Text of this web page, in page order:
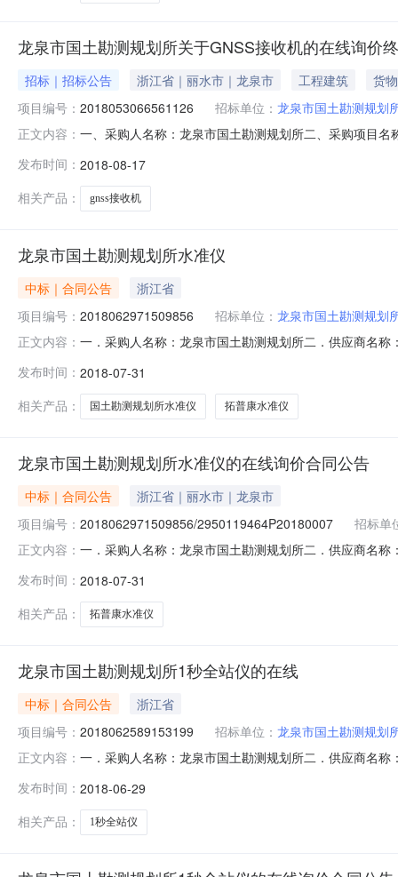
龙泉市国土勘测规划所关于GNSS接收机的在线询价
招标｜招标公告 浙江省｜丽水市｜龙泉市 工程建筑
货物
项目编号： 2018053066561126 招标单位： 龙泉市国土勘测规划
正文内容： 一、采购人名称：龙泉市国土勘测规划所二、采购项目
人名称：龙泉市国土勘测规划所地址：浙江省龙泉市中
发布时间： 2018-08-17
相关产品：
gnss接收机
龙泉市国土勘测规划所水准仪
中标｜合同公告
浙江省
项目编号： 2018062971509856 招标单位： 龙泉市国土勘测规划
正文内容： 一．采购人名称：龙泉市国土勘测规划所二．供应商名
求或标的基本概况：详见附件中合同文件六．其它事项
电话：1395
发布时间： 2018-07-31
相关产品：
国土勘测规划所水准仪 拓普康水准仪
龙泉市国土勘测规划所水准仪的在线询价合同公告
中标｜合同公告
浙江省｜丽水市｜龙泉市
项目编号： 2018062971509856/2950119464P20180007
招标单
正文内容： 一．采购人名称：龙泉市国土勘测规划所二．供应商名
求或标的基本概况：详见附件中合同文件六．其它事项
电话：1395
发布时间： 2018-07-31
相关产品：
拓普康水准仪
龙泉市国土勘测规划所1秒全站仪的在线
中标｜合同公告
浙江省
项目编号： 2018062589153199 招标单位： 龙泉市国土勘测规划
正文内容： 一．采购人名称：龙泉市国土勘测规划所二．供应商名
\服务要求或标的基本概况：详见附件中合同文件六．其
发布时间： 2018-06-29
相关产品：
1秒全站仪